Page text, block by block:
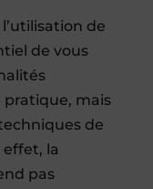
de
de vous
pratique, mais
de
la
pas